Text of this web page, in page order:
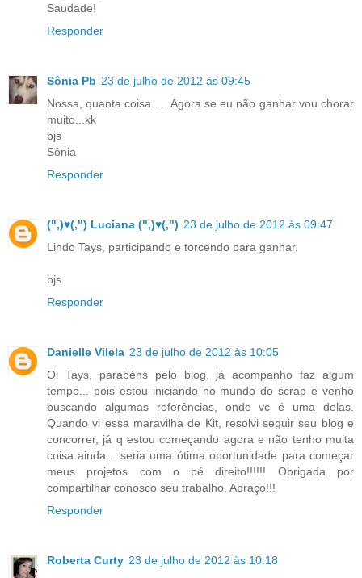
Saudade!
Responder
Sônia Pb 23 de julho de 2012 às 09:45
Nossa, quanta coisa..... Agora se eu não ganhar vou chorar
muito...kk
bjs
Sônia
Responder
(",)♥(,") Luciana (",)♥(,") 23 de julho de 2012 às 09:47
Lindo Tays, participando e torcendo para ganhar.
bjs
Responder
Danielle Vilela 23 de julho de 2012 às 10:05
Oi Tays, parabéns pelo blog, já acompanho faz algum
tempo... pois estou iniciando no mundo do scrap e venho
buscando algumas referências, onde vc é uma delas.
Quando vi essa maravilha de Kit, resolvi seguir seu blog e
concorrer, já q estou começando agora e não tenho muita
coisa ainda... seria uma ótima oportunidade para começar
meus projetos com o pé direito!!!!!! Obrigada por
compartilhar conosco seu trabalho. Abraço!!!
Responder
Roberta Curty 23 de julho de 2012 às 10:18